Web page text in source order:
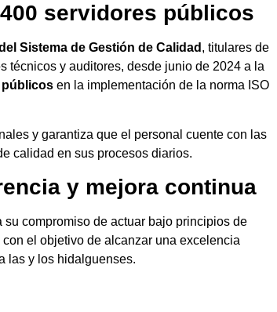
servidores públicos
Sistema de Gestión de Calidad , titulares de
técnicos y auditores, desde junio de 2024 a la
públicos en la implementación de la norma ISO
y garantiza que el personal cuente con las
calidad en sus procesos diarios.
y mejora continua
compromiso de actuar bajo principios de
con el objetivo de alcanzar una excelencia
las y los hidalguenses.